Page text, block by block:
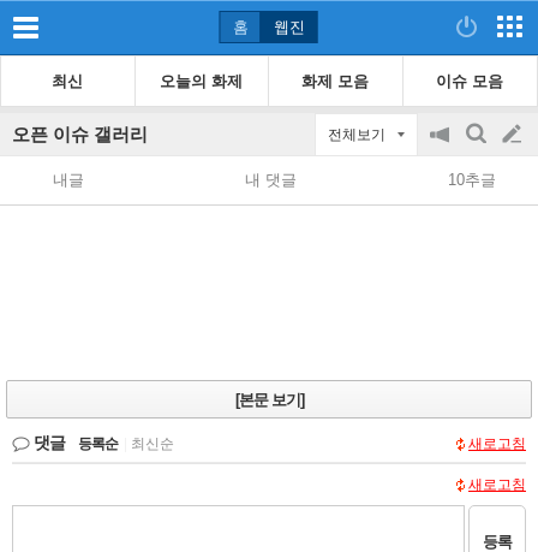
홈 웹진
최신 오늘의 화제 화제 모음 이슈 모음
오픈 이슈 갤러리 전체보기
공
지
on/off
검
색
글
쓰
내글 내 댓글 10추글
[본문 보기]
댓글 등록순 최신순 새로고침
새로고침
등록